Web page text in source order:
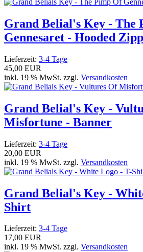
Grand Belial's Key - The
Gennesaret - Hooded
Lieferzeit: 3-4 Tage
45,00 EUR
inkl. 19 % MwSt. zzgl. Versandkosten
Grand Belial's Key -
Misfortune - Banner
Lieferzeit: 3-4 Tage
20,00 EUR
inkl. 19 % MwSt. zzgl. Versandkosten
Grand Belial's Key -
Shirt
Lieferzeit: 3-4 Tage
17,00 EUR
inkl. 19 % MwSt. zzgl. Versandkosten